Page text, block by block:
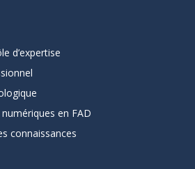
d’expertise
en FAD
connaissances